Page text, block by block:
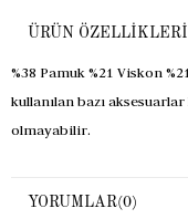
ÜRÜN ÖZELLIKLERI
%38 Pamuk %21 Viskon
kullanılan bazı
olmayabilir.
YORUMLAR(0)